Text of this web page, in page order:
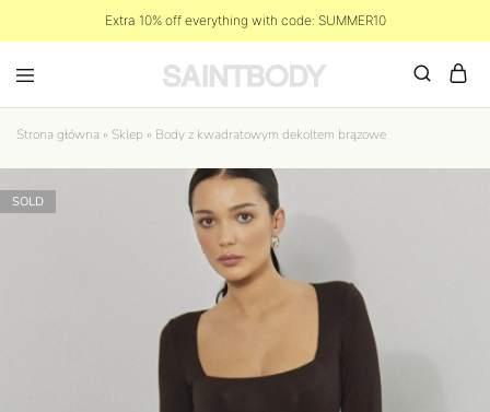
Extra 10% off everything with code: SUMMER10
Strona główna » Sklep » Body z kwadratowym dekoltem brązowe
SOLD